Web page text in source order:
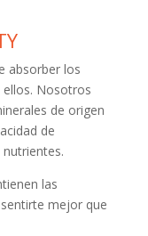
absorber los
Nosotros
de origen
de
las
mejor que